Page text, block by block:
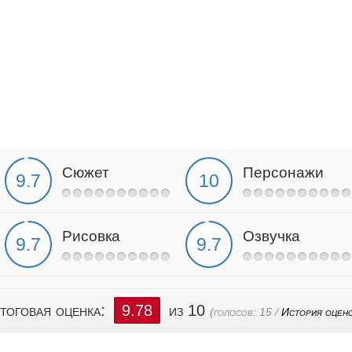
Сюжет Персонажи
Рисовка Озвучка
оценка: 9.78 из 10 (голосов: 15 /История